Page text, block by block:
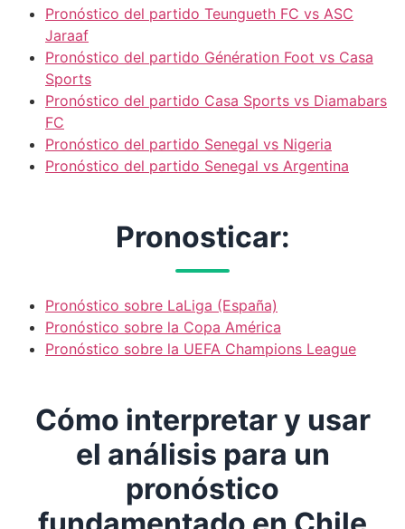
Pronóstico del partido Teungueth FC vs ASC
Jaraaf
Pronóstico del partido Génération Foot vs Casa
Sports
Pronóstico del partido Casa Sports vs Diamabars
FC
Pronóstico del partido Senegal vs Nigeria
Pronóstico del partido Senegal vs Argentina
Pronosticar:
Pronóstico sobre LaLiga (España)
Pronóstico sobre la Copa América
Pronóstico sobre la UEFA Champions League
Cómo interpretar y usar
el análisis para un
pronóstico